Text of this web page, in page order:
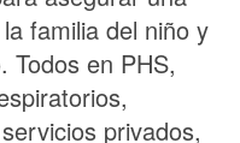
familia del niño y
Todos en PHS,
privados,